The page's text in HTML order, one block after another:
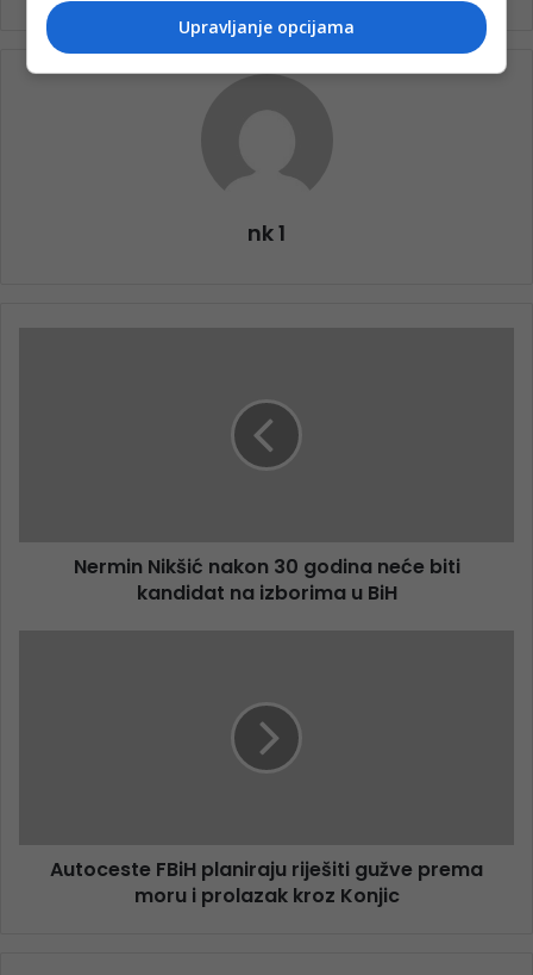
nk 1
Nermin Nikšić nakon 30 godina neće biti
kandidat na izborima u BiH
Autoceste FBiH planiraju riješiti gužve prema
moru i prolazak kroz Konjic
Upravljanje opcijama